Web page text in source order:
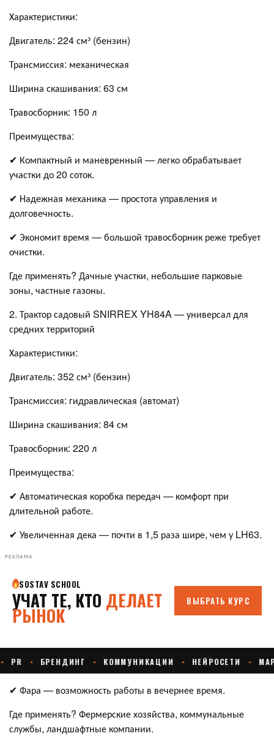
Характеристики:
Двигатель: 224 см³ (бензин)
Трансмиссия: механическая
Ширина скашивания: 63 см
Травосборник: 150 л
Преимущества:
✔ Компактный и маневренный — легко обрабатывает
участки до 20 соток.
✔ Надежная механика — простота управления и
долговечность.
✔ Экономит время — большой травосборник реже требует
очистки.
Где применять? Дачные участки, небольшие парковые
зоны, частные газоны.
2. Трактор садовый SNIRREX YH84A — универсал для
средних территорий
Характеристики:
Двигатель: 352 см³ (бензин)
Трансмиссия: гидравлическая (автомат)
Ширина скашивания: 84 см
Травосборник: 220 л
Преимущества:
✔ Автоматическая коробка передач — комфорт при
длительной работе.
✔ Увеличенная дека — почти в 1,5 раза шире, чем у LH63.
РЕКЛАМА
✔ Фара — возможность работы в вечернее время.
Где применять? Фермерские хозяйства, коммунальные
службы, ландшафтные компании.